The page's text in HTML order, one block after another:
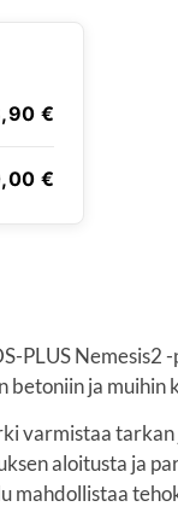
€
€
PLUS Nemesis2
betoniin ja muihin
varmistaa tarkan
aloitusta ja
mahdollistaa